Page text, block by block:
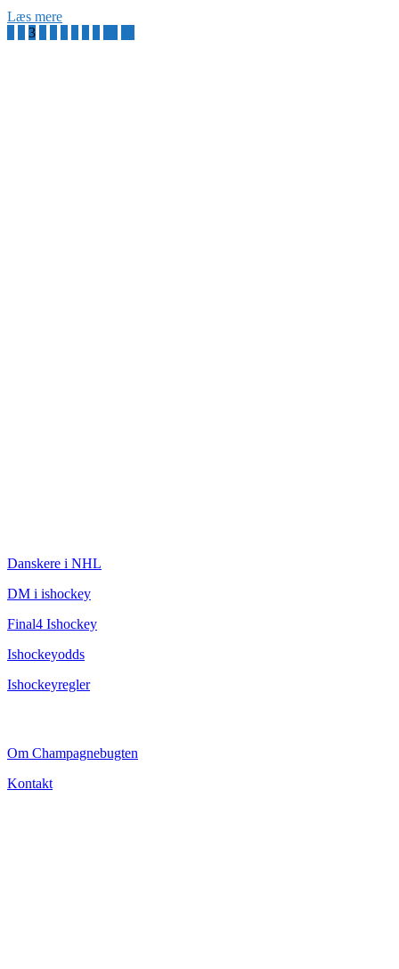
Læs mere
3
Danskere i NHL
DM i ishockey
Final4 Ishockey
Ishockeyodds
Ishockeyregler
Om Champagnebugten
Kontakt